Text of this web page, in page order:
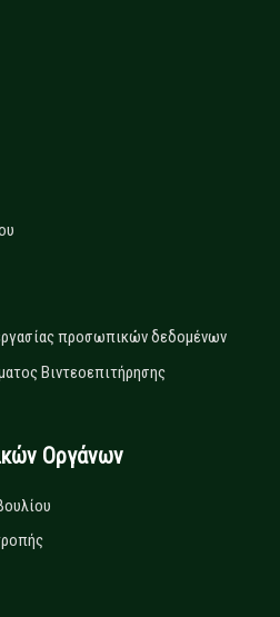
προσωπικών δεδομένων
Βιντεοεπιτήρησης
Οργάνων